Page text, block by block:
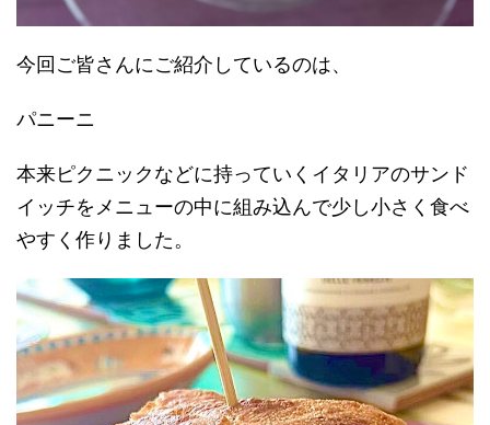
今回ご皆さんにご紹介しているのは、
パニーニ
本来ピクニックなどに持っていくイタリアのサンド
イッチをメニューの中に組み込んで少し小さく食べ
やすく作りました。